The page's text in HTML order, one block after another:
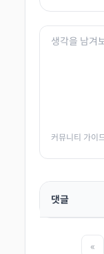
커뮤니티 가이
댓글
«